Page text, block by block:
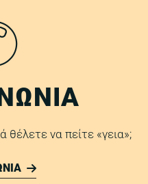
θέλετε να πείτε «γεια»;